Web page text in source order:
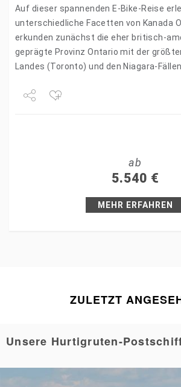
Auf dieser spannenden E-Bike-Reise
unterschiedliche Facetten von Kanada
erkunden zunächst die eher britisch-
geprägte Provinz Ontario mit der
Landes (Toronto) und den Niagara-
ab
5.540 €
MEHR ERFAHREN
ZULETZT
Unsere Hurtigruten-